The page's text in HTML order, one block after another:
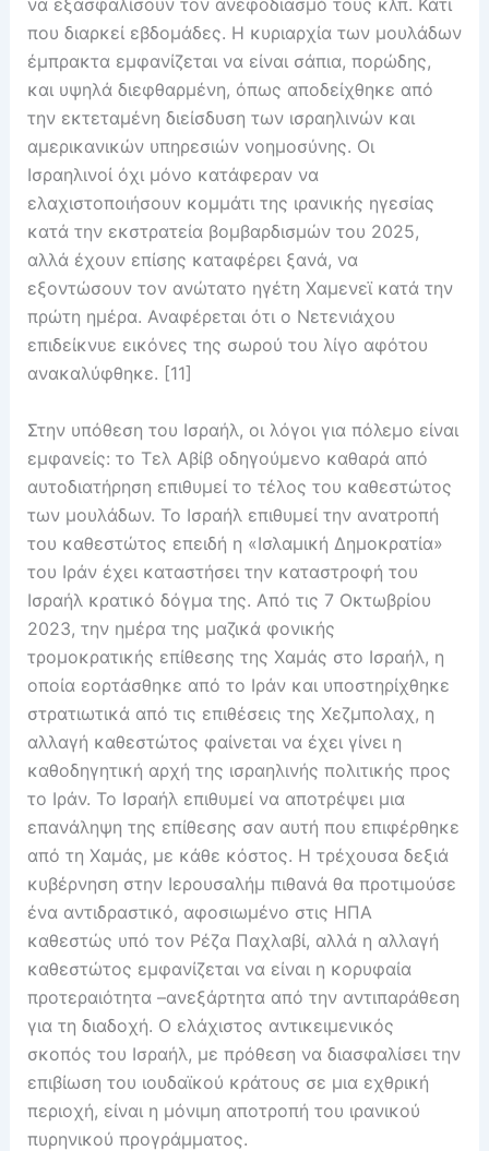
να εξασφαλίσουν τον ανεφοδιασμό τους κλπ. Κάτι
που διαρκεί εβδομάδες. Η κυριαρχία των μουλάδων
έμπρακτα εμφανίζεται να είναι σάπια, πορώδης,
και υψηλά διεφθαρμένη, όπως αποδείχθηκε από
την εκτεταμένη διείσδυση των ισραηλινών και
αμερικανικών υπηρεσιών νοημοσύνης. Οι
Ισραηλινοί όχι μόνο κατάφεραν να
ελαχιστοποιήσουν κομμάτι της ιρανικής ηγεσίας
κατά την εκστρατεία βομβαρδισμών του 2025,
αλλά έχουν επίσης καταφέρει ξανά, να
εξοντώσουν τον ανώτατο ηγέτη Χαμενεϊ κατά την
πρώτη ημέρα. Αναφέρεται ότι ο Νετενιάχου
επιδείκνυε εικόνες της σωρού του λίγο αφότου
ανακαλύφθηκε. [11]
Στην υπόθεση του Ισραήλ, οι λόγοι για πόλεμο είναι
εμφανείς: το Τελ Αβίβ οδηγούμενο καθαρά από
αυτοδιατήρηση επιθυμεί το τέλος του καθεστώτος
των μουλάδων. Το Ισραήλ επιθυμεί την ανατροπή
του καθεστώτος επειδή η «Ισλαμική Δημοκρατία»
του Ιράν έχει καταστήσει την καταστροφή του
Ισραήλ κρατικό δόγμα της. Από τις 7 Οκτωβρίου
2023, την ημέρα της μαζικά φονικής
τρομοκρατικής επίθεσης της Χαμάς στο Ισραήλ, η
οποία εορτάσθηκε από το Ιράν και υποστηρίχθηκε
στρατιωτικά από τις επιθέσεις της Χεζμπολαχ, η
αλλαγή καθεστώτος φαίνεται να έχει γίνει η
καθοδηγητική αρχή της ισραηλινής πολιτικής προς
το Ιράν. Το Ισραήλ επιθυμεί να αποτρέψει μια
επανάληψη της επίθεσης σαν αυτή που επιφέρθηκε
από τη Χαμάς, με κάθε κόστος. Η τρέχουσα δεξιά
κυβέρνηση στην Ιερουσαλήμ πιθανά θα προτιμούσε
ένα αντιδραστικό, αφοσιωμένο στις ΗΠΑ
καθεστώς υπό τον Ρέζα Παχλαβί, αλλά η αλλαγή
καθεστώτος εμφανίζεται να είναι η κορυφαία
προτεραιότητα –ανεξάρτητα από την αντιπαράθεση
για τη διαδοχή. Ο ελάχιστος αντικειμενικός
σκοπός του Ισραήλ, με πρόθεση να διασφαλίσει την
επιβίωση του ιουδαϊκού κράτους σε μια εχθρική
περιοχή, είναι η μόνιμη αποτροπή του ιρανικού
πυρηνικού προγράμματος.